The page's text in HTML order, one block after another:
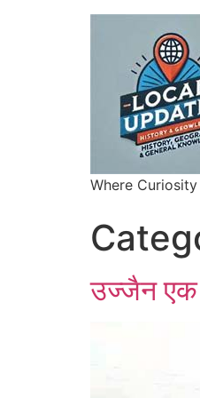
Where
उज्जैन एक